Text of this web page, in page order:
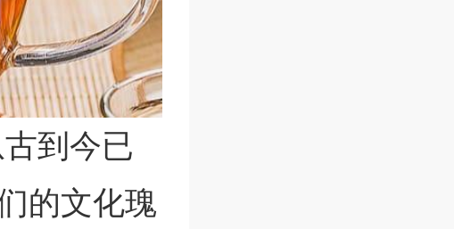
到今已
的文化瑰